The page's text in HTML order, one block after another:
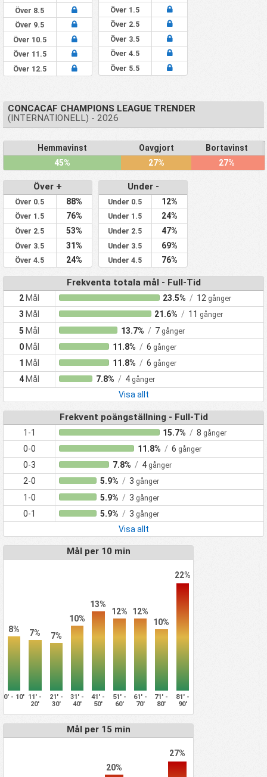
Över 8.5
Över 9.5
Över 10.5
Över 11.5
Över 12.5
Över 1.5
Över 2.5
Över 3.5
Över 4.5
Över 5.5
CONCACAF CHAMPIONS LEAGUE TRENDER
(INTERNATIONELL) - 2026
Hemmavinst Oavgjort
Bortavinst
45%
27% 27%
Över +
Över 0.5 88%
Över 1.5 76%
Över 2.5 53%
Över 3.5 31%
Över 4.5 24%
Under -
Under 0.5 12%
Under 1.5 24%
Under 2.5 47%
Under 3.5 69%
Under 4.5 76%
Frekventa totala mål - Full-Tid
2 Mål 23.5% / 12 gånger
3 Mål 21.6% / 11 gånger
5Mål 13.7% / 7 gånger
0 Mål 11.8% / 6 gånger
1 Mål 11.8% / 6 gånger
4 Mål 7.8% / 4 gånger
Visa allt
Frekvent poängställning - Full-Tid
1-1 15.7% / 8 gånger
0-0 11.8% / 6 gånger
0-3 7.8% / 4 gånger
2-0 5.9% / 3 gånger
1-0 5.9% / 3 gånger
0-1 5.9% / 3 gånger
Visa allt
Mål per 10 min
8% 7% 7%
10%
13%
12%
12%
10%
22%
0' - 10' 11' -
20'
21' -
30'
31' -
40'
41' -
50'
51' -
60'
61' -
70'
71' -
80'
81' -
90'
Mål per 15 min
20%
27%